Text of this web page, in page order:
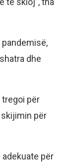
dhe
tregoi për
për
për